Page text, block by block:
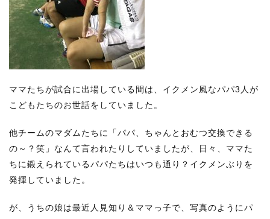
ママたちが試合に出場している間は、イクメン風なパパ3人が
こどもたちのお世話をしていました。
他チームのマダムたちに「パパ、ちゃんとおむつ交換できる
の～？笑」なんて言われたりしていましたが、日々、ママた
ちに鍛えられているパパたちはいつも通り？イクメンぶりを
発揮していました。
が、うちの娘は最近人見知り＆ママっ子で、写真のようにパ